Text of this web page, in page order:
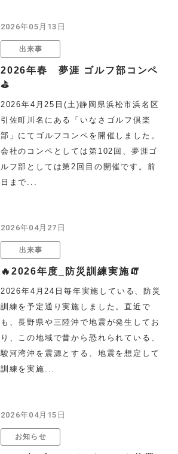
2026年05月13日
出来事
2026年春 夢涯 ゴルフ部コンペ
⛳
2026年4月25日(土)静岡県浜松市浜名区
引佐町川名にある「いなさゴルフ倶楽
部」にてゴルフコンペを開催しました。
会社のコンペとしては第102回、夢涯ゴ
ルフ部としては第2回目の開催です。前
日まで...
2026年04月27日
出来事
🔥2026年度_防災訓練実施🧯
2026年4月24日毎年実施している、防災
訓練を予定通り実施しました。直近で
も、長野県や三陸沖で地震が発生してお
り、この地域で昔から恐れられている、
駿河湾沖を震源とする、地震を想定して
訓練を実施...
2026年04月15日
お知らせ